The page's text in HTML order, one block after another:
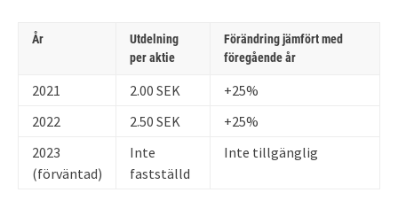
År
Utdelning
per aktie
Förändring jämfört med
föregående år
2021 2.00 SEK
+25%
2022
2.50 SEK
+25%
2023
(förväntad)
Inte
fastställd
Inte tillgänglig